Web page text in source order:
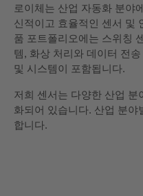
로이체는 산업 자동화 분야
신적이고 효율적인 센서 및
품 포트폴리오에는 스위칭
템, 화상 처리와 데이터 전
및 시스템이 포함됩니다.
저희 센서는 다양한 산업 분
화되어 있습니다. 산업 분
합니다.